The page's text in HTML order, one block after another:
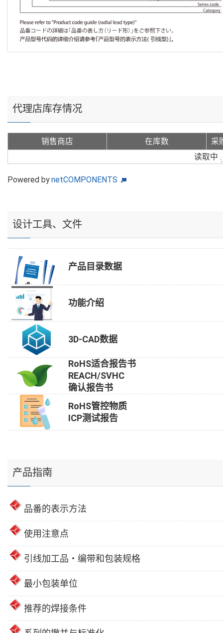
代理店库存情况
销售商店 在库数
采
读取中
Powered bynetCOMPONENTS
设计工具、文件
产品目录数据
功能介绍
3D-CAD数据
RoHS适合报告书
REACH/SVHC
确认报告书
RoHS管控物质
ICP测试报告
产品指南
品番的表示方法
使用注意点
引线加工品・编带和包装规格
最小包装单位
推荐的焊接条件